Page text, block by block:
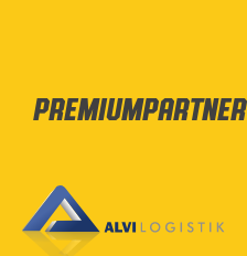
Premiumpartner